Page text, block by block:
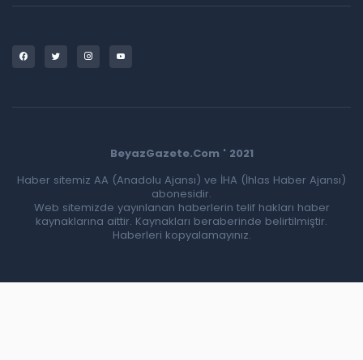
BeyazGazete.Com ' 2021
Haber sitemiz AA (Anadolu Ajansı) ve İHA (İhlas Haber Ajansı)
abonesidir.
Web sitemizde yayınlanan haberlerin telif hakları haber
kaynaklarına aittir. Kaynakları beraberinde belirtilmiştir.
Haberleri kopyalamayınız.